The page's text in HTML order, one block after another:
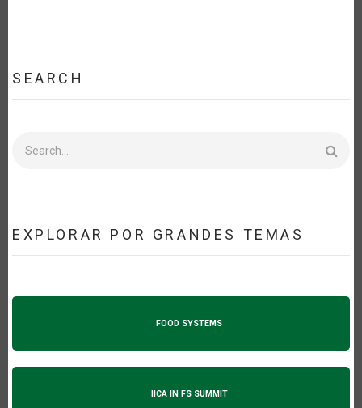
SEARCH
EXPLORAR POR GRANDES TEMAS
FOOD SYSTEMS
IICA IN FS SUMMIT